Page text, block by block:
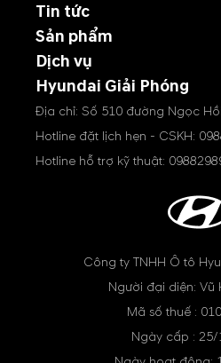
Tin tức
Sản phẩm
Dịch vụ
Hyundai Giải Phóng
Địa chỉ: Số 510 đường Ngọc
Hotline đặt lịch hẹn - CSKH:
Hotline hỗ trợ kỹ thuật:
Công ty TNHH Ô tô
Người đại diện: Vũ
Mã số thuế :
Ngày cấp :